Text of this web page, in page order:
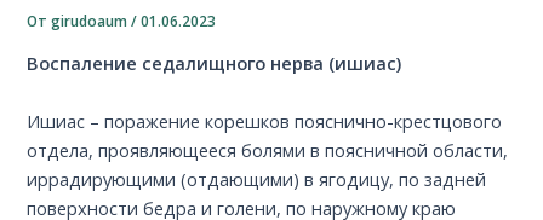
Отgirudoaum/01.06.2023
Воспаление седалищного нерва (ишиас)
Ишиас – поражение корешков пояснично-крестцового
отдела, проявляющееся болями в поясничной области,
иррадирующими (отдающими) в ягодицу, по задней
поверхности бедра и голени, по наружному краю